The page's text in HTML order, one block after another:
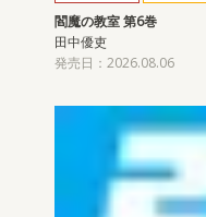
閻魔の教室 第6巻
田中優吏
発売日：2026.08.06